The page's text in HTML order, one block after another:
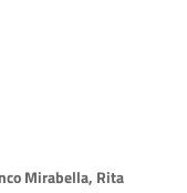
Mirabella, Rita